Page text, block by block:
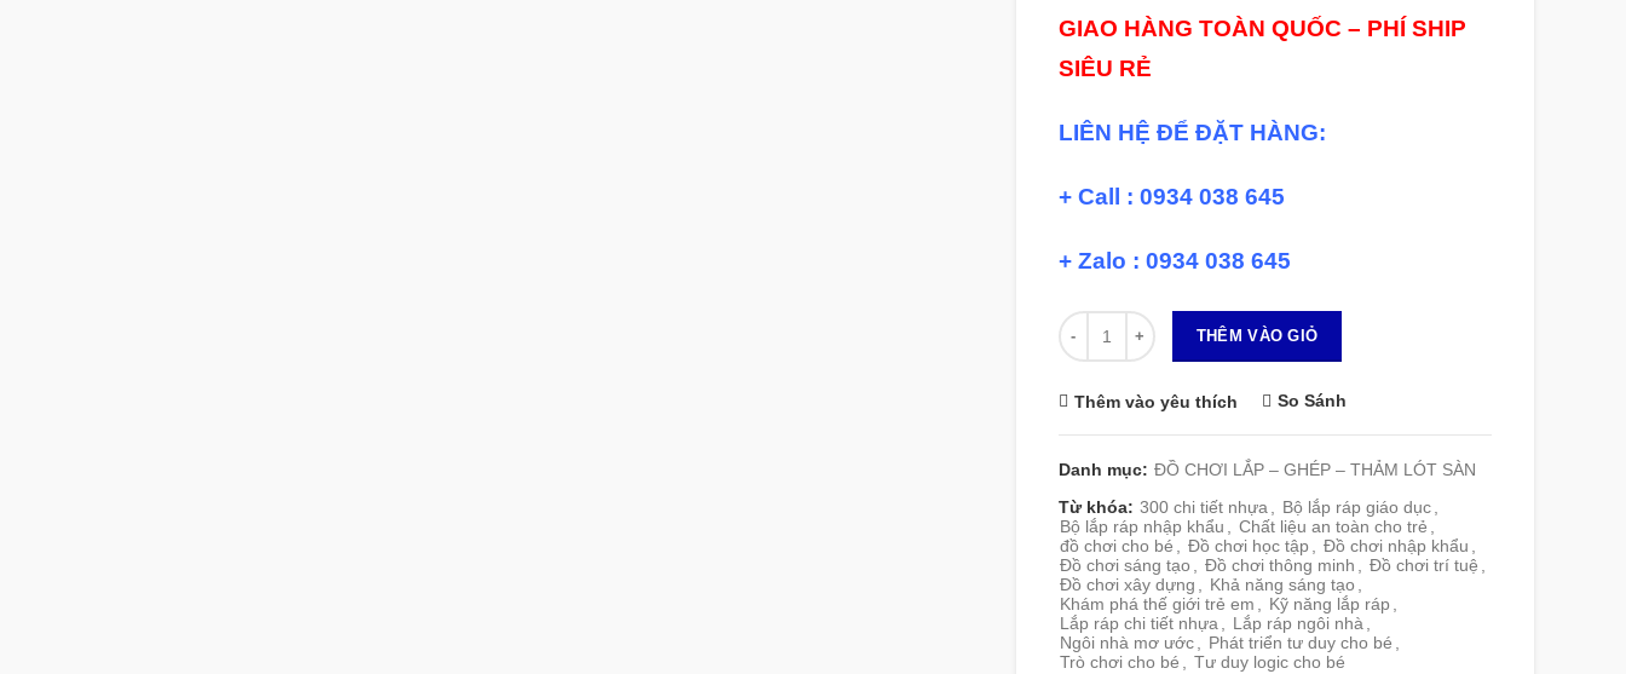
GIAO HÀNG TOÀN QUỐC – PHÍ SHIP
SIÊU RẺ
LIÊN HỆ ĐỂ ĐẶT HÀNG:
+ Call : 0934 038 645
+ Zalo : 0934 038 645
Số lượng
THÊM VÀO GIỎ
Thêm vào yêu thích So Sánh
Danh mục: ĐỒ CHƠI LẮP – GHÉP – THẢM LÓT SÀN
Từ khóa: 300 chi tiết nhựa , Bộ lắp ráp giáo dục ,
Bộ lắp ráp nhập khẩu , Chất liệu an toàn cho trẻ ,
đồ chơi cho bé , Đồ chơi học tập , Đồ chơi nhập khẩu ,
Đồ chơi sáng tạo , Đồ chơi thông minh , Đồ chơi trí tuệ ,
Đồ chơi xây dựng , Khả năng sáng tạo ,
Khám phá thế giới trẻ em , Kỹ năng lắp ráp ,
Lắp ráp chi tiết nhựa , Lắp ráp ngôi nhà ,
Ngôi nhà mơ ước , Phát triển tư duy cho bé ,
Trò chơi cho bé , Tư duy logic cho bé